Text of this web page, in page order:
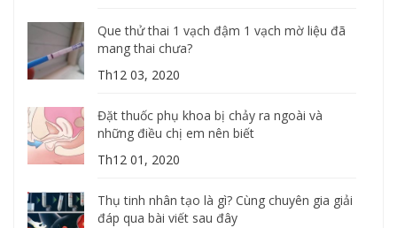
Que thử thai 1 vạch đậm 1 vạch mờ liệu đã
mang thai chưa?
Th12 03, 2020
Đặt thuốc phụ khoa bị chảy ra ngoài và
những điều chị em nên biết
Th12 01, 2020
Thụ tinh nhân tạo là gì? Cùng chuyên gia giải
đáp qua bài viết sau đây